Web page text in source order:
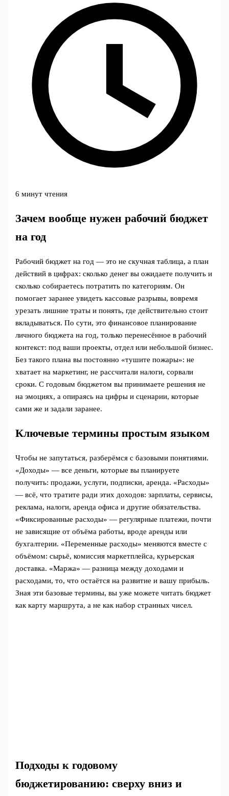
6 минут чтения
Зачем вообще нужен рабочий бюджет
на год
Рабочий бюджет на год — это не скучная таблица, а план
действий в цифрах: сколько денег вы ожидаете получить и
сколько собираетесь потратить по категориям. Он
помогает заранее увидеть кассовые разрывы, вовремя
урезать лишние траты и понять, где действительно стоит
вкладываться. По сути, это финансовое планирование
личного бюджета на год, только перенесённое в рабочий
контекст: под ваши проекты, отдел или небольшой бизнес.
Без такого плана вы постоянно «тушите пожары»: не
хватает на маркетинг, не рассчитали налоги, сорвали
сроки. С годовым бюджетом вы принимаете решения не
на эмоциях, а опираясь на цифры и сценарии, которые
сами же и задали заранее.
Ключевые термины простым языком
Чтобы не запутаться, разберёмся с базовыми понятиями.
«Доходы» — все деньги, которые вы планируете
получить: продажи, услуги, подписки, аренда. «Расходы»
— всё, что тратите ради этих доходов: зарплаты, сервисы,
реклама, налоги, аренда офиса и другие обязательства.
«Фиксированные расходы» — регулярные платежи, почти
не зависящие от объёма работы, вроде аренды или
бухгалтерии. «Переменные расходы» меняются вместе с
объёмом: сырьё, комиссия маркетплейса, курьерская
доставка. «Маржа» — разница между доходами и
расходами, то, что остаётся на развитие и вашу прибыль.
Зная эти базовые термины, вы уже можете читать бюджет
как карту маршрута, а не как набор странных чисел.
Подходы к годовому
бюджетированию: сверху вниз и